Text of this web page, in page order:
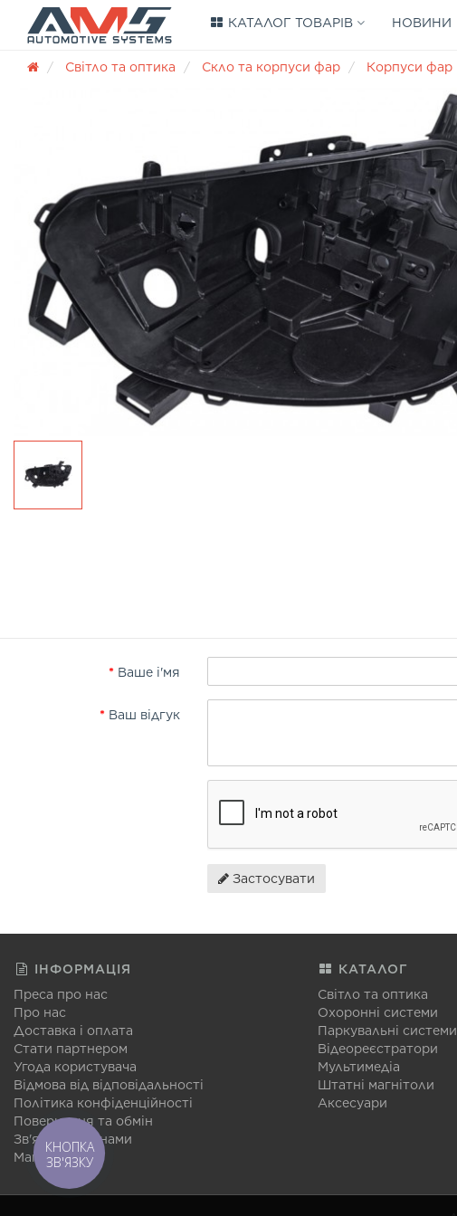
КАТАЛОГ ТОВАРІВ НОВИНИ
Світло та оптика Скло та корпуси фар Корпуси фар
Ваше і'мя
Ваш відгук
Застосувати
ІНФОРМАЦІЯ
Преса про нас
Про нас
Доставка і оплата
Стати партнером
Угода користувача
Відмова від відповідальності
Політика конфіденційності
Повернення та обмін
Зв'язатися з нами
Мапа сайту
КАТАЛОГ
Світло та оптика
Охоронні системи
Паркувальні системи
Відеореєстратори
Мультимедіа
Штатні магнітоли
Аксесуари
КНОПКА
ЗВ'ЯЗКУ